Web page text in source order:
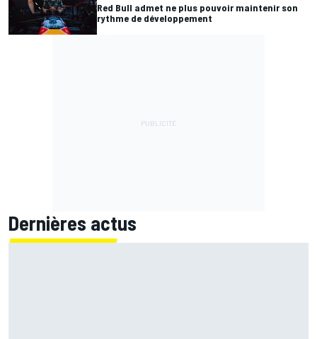
Red Bull admet ne plus pouvoir maintenir son
rythme de développement
Dernières actus